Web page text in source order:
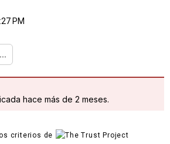
PM
...
hace más de 2 meses.
criterios de